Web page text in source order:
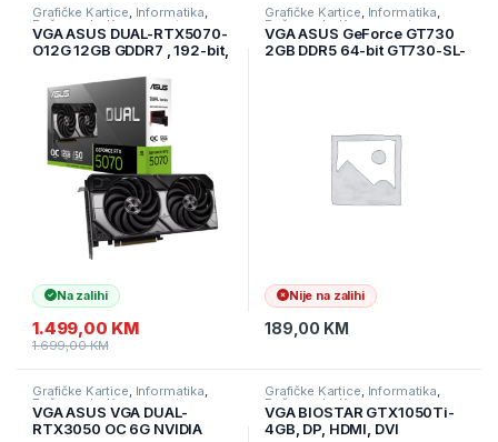
Grafičke Kartice, Informatika,
Računarske Komponente
VGA ASUS DUAL-RTX5070-
O12G 12GB GDDR7 , 192-bit,
Na zalihi
1.499,00 KM
1.699,00KM
Grafičke Kartice, Informatika,
Računarske Komponente
VGA ASUS GeForce GT730
2GB DDR5 64-bit GT730-SL-
Nije na zalihi
189,00 KM
Grafičke Kartice, Informatika,
Računarske Komponente
VGA ASUS VGA DUAL-
RTX3050 OC 6G NVIDIA
Grafičke Kartice, Informatika,
Računarske Komponente
VGA BIOSTAR GTX1050Ti-
4GB, DP, HDMI, DVI